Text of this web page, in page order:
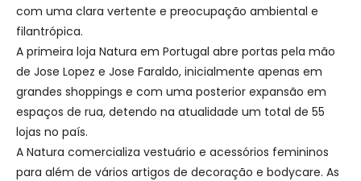
com uma clara vertente e preocupação ambiental e
filantrópica.
A primeira loja Natura em Portugal abre portas pela mão
de Jose Lopez e Jose Faraldo, inicialmente apenas em
grandes shoppings e com uma posterior expansão em
espaços de rua, detendo na atualidade um total de 55
lojas no país.
A Natura comercializa vestuário e acessórios femininos
para além de vários artigos de decoração e bodycare. As